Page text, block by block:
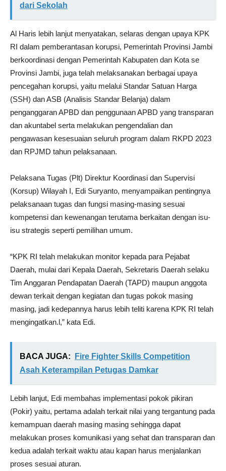
dari Sekolah
Al Haris lebih lanjut menyatakan, selaras dengan upaya KPK
RI dalam pemberantasan korupsi, Pemerintah Provinsi Jambi
berkoordinasi dengan Pemerintah Kabupaten dan Kota se
Provinsi Jambi, juga telah melaksanakan berbagai upaya
pencegahan korupsi, yaitu melalui Standar Satuan Harga
(SSH) dan ASB (Analisis Standar Belanja) dalam
penganggaran APBD dan penggunaan APBD yang transparan
dan akuntabel serta melakukan pengendalian dan
pengawasan kesesuaian seluruh program dalam RKPD 2023
dan RPJMD tahun pelaksanaan.
Pelaksana Tugas (Plt) Direktur Koordinasi dan Supervisi
(Korsup) Wilayah I, Edi Suryanto, menyampaikan pentingnya
pelaksanaan tugas dan fungsi masing-masing sesuai
kompetensi dan kewenangan terutama berkaitan dengan isu-
isu strategis seperti pemilihan umum.
“KPK RI telah melakukan monitor kepada para Pejabat
Daerah, mulai dari Kepala Daerah, Sekretaris Daerah selaku
Tim Anggaran Pendapatan Daerah (TAPD) maupun anggota
dewan terkait dengan kegiatan dan tugas pokok masing
masing, jadi kedepannya harus lebih teliti karena KPK RI telah
mengingatkan.l,” kata Edi.
BACA JUGA:
Fire Fighter Skills Competition
Asah Keterampilan Petugas Damkar
Lebih lanjut, Edi membahas implementasi pokok pikiran
(Pokir) yaitu, pertama adalah terkait nilai yang tergantung pada
kemampuan daerah masing masing sehingga dapat
melakukan proses komunikasi yang sehat dan transparan dan
kedua adalah terkait waktu atau kapan harus menjalankan
proses sesuai aturan.